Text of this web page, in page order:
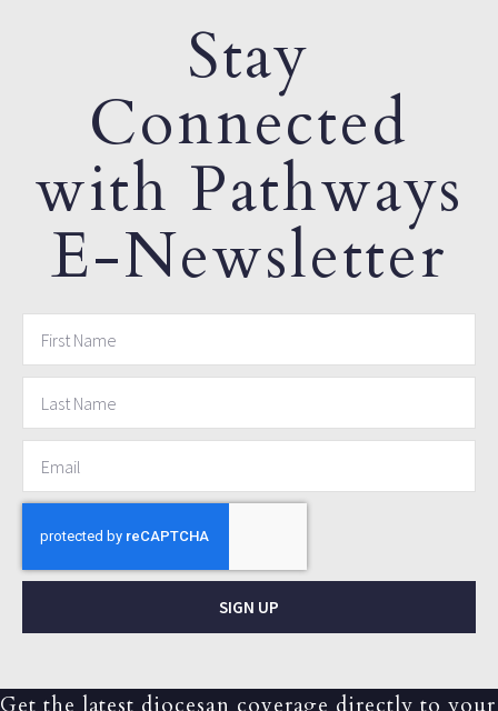
Stay
Connected
with Pathways
E-Newsletter
SIGN UP